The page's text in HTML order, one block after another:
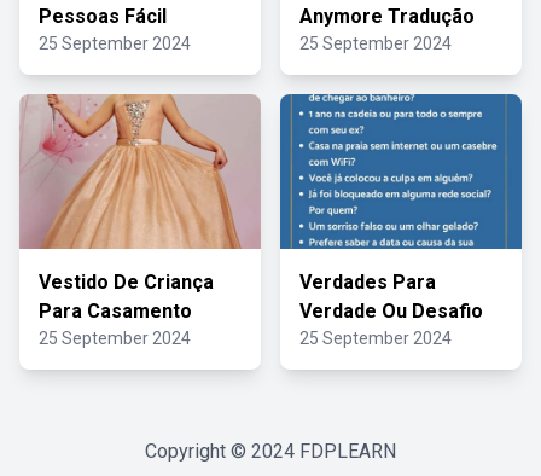
Pessoas Fácil
25 September 2024
Anymore Tradução
25 September 2024
Vestido De Criança
Para Casamento
25 September 2024
Verdades Para
Verdade Ou Desafio
25 September 2024
Copyright © 2024 FDPLEARN